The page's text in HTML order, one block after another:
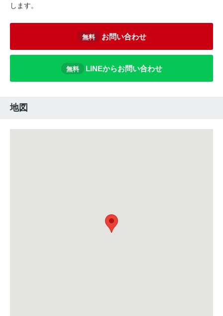
します。
無料 お問い合わせ
無料 LINEからお問い合わせ
地図